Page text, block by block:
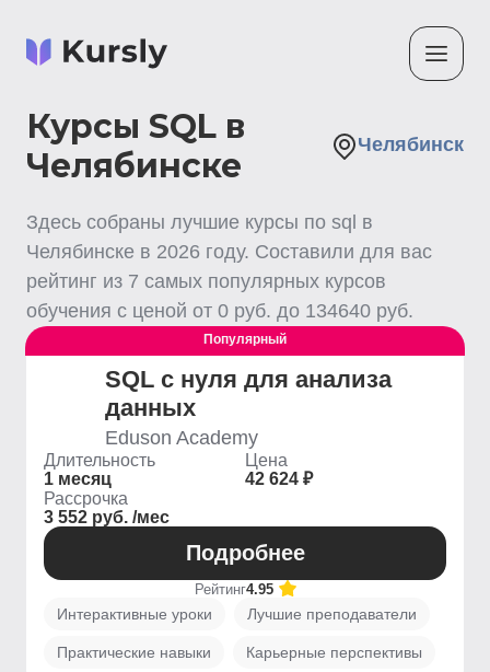
Курсы SQL в
Челябинске
Челябинск
Здесь собраны лучшие курсы по sql в
Челябинске в 2026 году. Составили для вас
рейтинг из 7 самых популярных курсов
обучения с ценой от 0 руб. до 134640 руб.
Популярный
SQL с нуля для анализа
данных
Eduson Academy
Длительность
1 месяц
Цена
42 624 ₽
Рассрочка
3 552 руб. /мес
Подробнее
Рейтинг4.95
Интерактивные уроки Лучшие преподаватели
Практические навыки Карьерные перспективы